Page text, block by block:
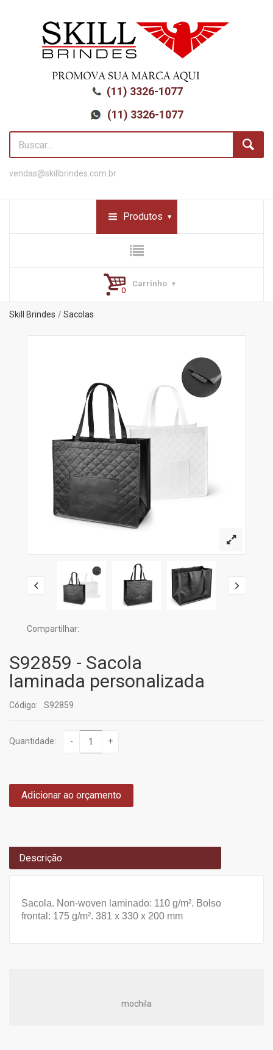
(11) 3326-1077
(11) 3326-1077
vendas@skillbrindes.com.br
Produtos
Carrinho
Skill Brindes Sacolas
Compartilhar:
S92859 - Sacola
laminada personalizada
Código: S92859
Quantidade: - +
Adicionar ao orçamento
Descrição
Sacola. Non-woven laminado: 110 g/m². Bolso
frontal: 175 g/m². 381 x 330 x 200 mm
mochila